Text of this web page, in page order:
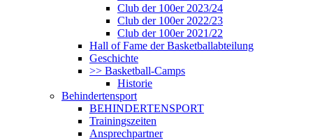
Club der 100er 2023/24
Club der 100er 2022/23
Club der 100er 2021/22
Hall of Fame der Basketballabteilung
Geschichte
>> Basketball-Camps
Historie
Behindertensport
BEHINDERTENSPORT
Trainingszeiten
Ansprechpartner